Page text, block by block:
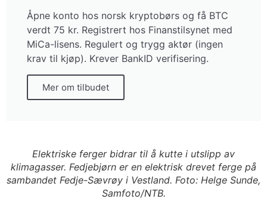
Åpne konto hos norsk kryptobørs og få BTC
verdt 75 kr. Registrert hos Finanstilsynet med
MiCa-lisens. Regulert og trygg aktør (ingen
krav til kjøp). Krever BankID verifisering.
Mer om tilbudet
Elektriske ferger bidrar til å kutte i utslipp av
klimagasser. Fedjebjørn er en elektrisk drevet ferge på
sambandet Fedje-Sævrøy i Vestland. Foto: Helge Sunde,
Samfoto/NTB.